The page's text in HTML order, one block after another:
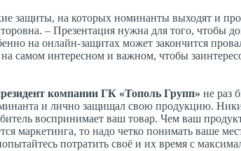
защиты, на которых номинанты выходят и
– Презентация нужна для того, чтобы
на онлайн-защитах может закончится
самом интересном и важном, чтобы
компании ГК «Тополь Групп» не раз
и лично защищал свою продукцию.
воспринимает ваш товар. Чем ваш
маркетинга, то надо четко понимать ваше
потратить своё и их время с